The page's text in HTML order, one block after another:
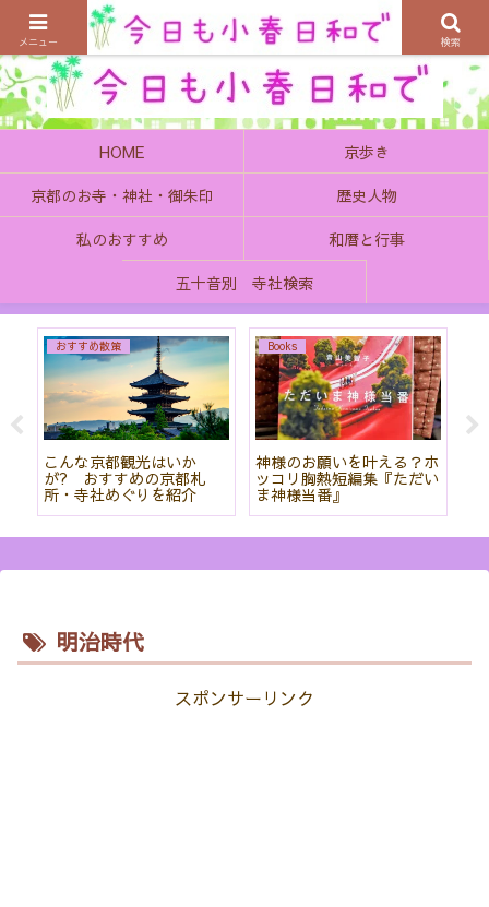
京都の町で歴史を楽しむ、そんなゆったり気分を感じてみませんか
HOME
京歩き
京都のお寺・神社・御朱印
歴史人物
私のおすすめ
和暦と行事
五十音別 寺社検索
おすすめ散策
こんな京都観光はいか
が? おすすめの京都札
所・寺社めぐりを紹介
Books
神様のお願いを叶える？ホ
ッコリ胸熱短編集『ただい
ま神様当番』
明治時代
スポンサーリンク
メニュー 検索